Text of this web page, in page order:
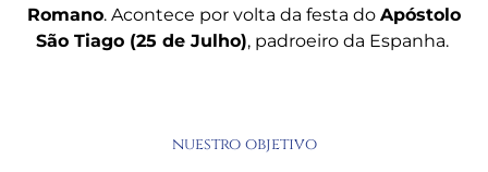
Romano. Acontece por volta da festa do Apóstolo
São Tiago (25 de Julho), padroeiro da Espanha.
nuestro objetivo